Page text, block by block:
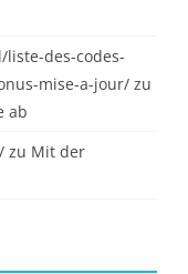
liste-des-codes-
mise-a-jour/ zu
ab
zu Mit der